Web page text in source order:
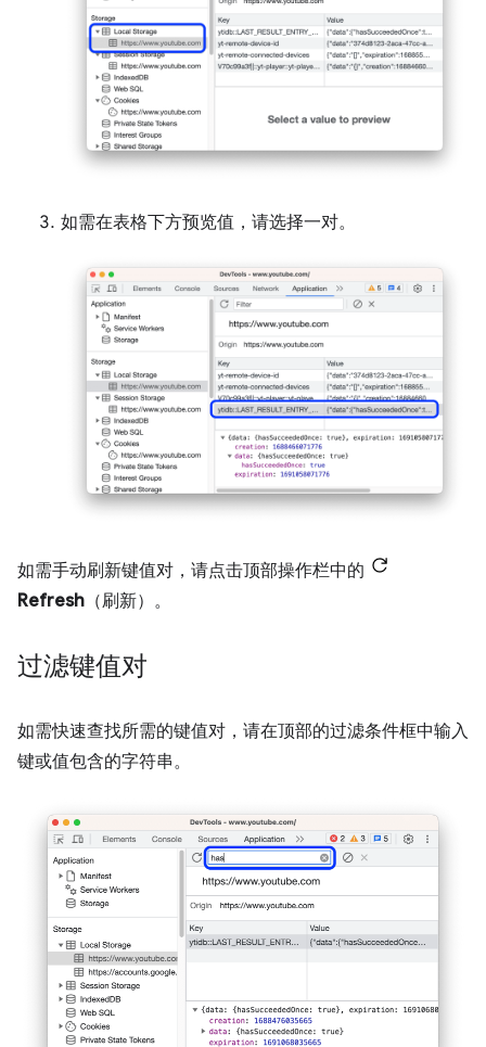
如需在表格下方预览值，请选择一对。
如需手动刷新键值对，请点击顶部操作栏中的
Refresh （刷新）。
过滤键值对
如需快速查找所需的键值对，请在顶部的过滤条件框中输入
键或值包含的字符串。